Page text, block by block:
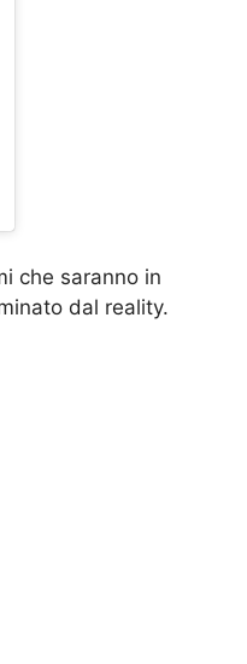
che saranno in
dal reality.